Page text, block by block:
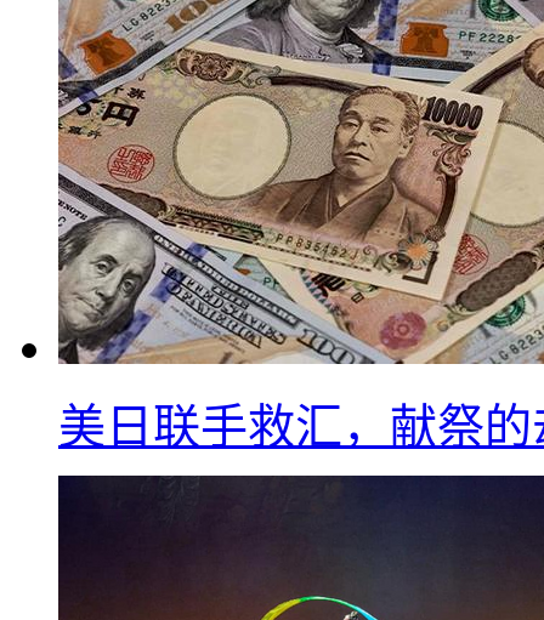
美日联手救汇，献祭